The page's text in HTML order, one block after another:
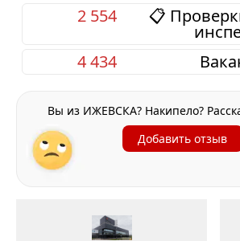
📋
2 554
4 434
Вы из ИЖЕВСКА? Накипело?
Добавить отзыв